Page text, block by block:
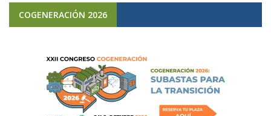
COGENERACIÓN 2026